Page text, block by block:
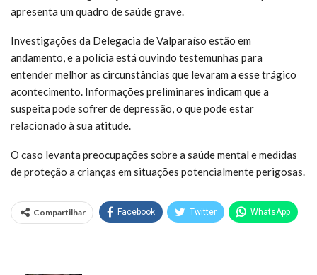
apresenta um quadro de saúde grave.
Investigações da Delegacia de Valparaíso estão em
andamento, e a polícia está ouvindo testemunhas para
entender melhor as circunstâncias que levaram a esse trágico
acontecimento. Informações preliminares indicam que a
suspeita pode sofrer de depressão, o que pode estar
relacionado à sua atitude.
O caso levanta preocupações sobre a saúde mental e medidas
de proteção a crianças em situações potencialmente perigosas.
Compartilhar Facebook Twitter WhatsApp